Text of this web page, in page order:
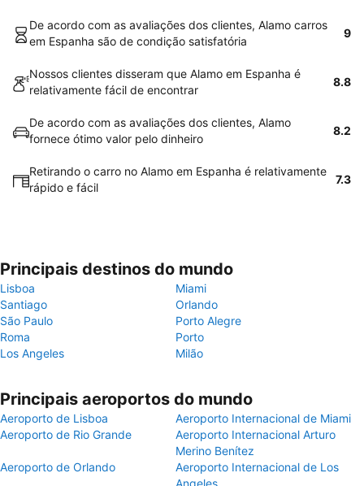
De acordo com as avaliações dos clientes, Alamo carros
em Espanha são de condição satisfatória
9
Nossos clientes disseram que Alamo em Espanha é
relativamente fácil de encontrar
8.8
De acordo com as avaliações dos clientes, Alamo
fornece ótimo valor pelo dinheiro
8.2
Retirando o carro no Alamo em Espanha é relativamente
rápido e fácil
7.3
Principais destinos do mundo
Lisboa
Miami
Santiago
Orlando
São Paulo
Porto Alegre
Roma
Porto
Los Angeles
Milão
Principais aeroportos do mundo
Aeroporto de Lisboa
Aeroporto Internacional de Miami
Aeroporto de Rio Grande
Aeroporto Internacional Arturo
Merino Benítez
Aeroporto de Orlando
Aeroporto Internacional de Los
Angeles